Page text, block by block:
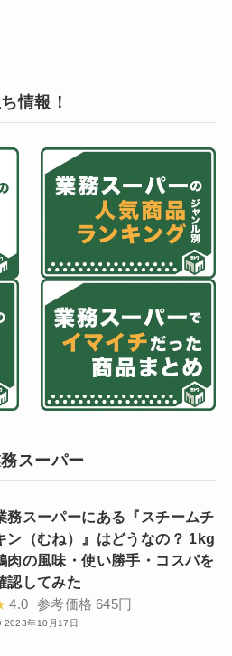
情報！
スーパー
務スーパーにある『スチームチ
ン（むね）』はどうなの？ 1kg
肉の風味・使い勝手・コスパを
認してみた
4.0 参考価格 645円
2023年10月17日